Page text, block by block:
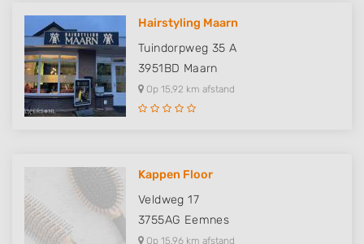
Hairstyling Maarn
Tuindorpweg 35 A
3951BD Maarn
Op 15,92 km afstand
Kappen Floor
Veldweg 17
3755AG Eemnes
Op 15,96 km afstand